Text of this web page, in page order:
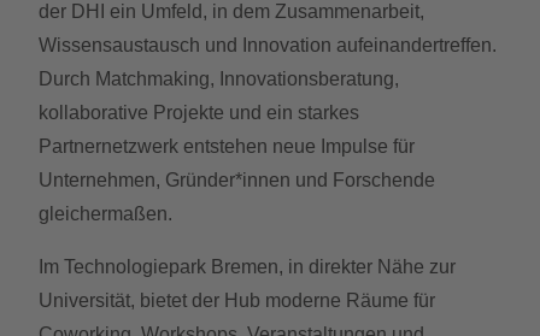
der DHI ein Umfeld, in dem Zusammenarbeit,
Wissensaustausch und Innovation aufeinandertreffen.
Durch Matchmaking, Innovationsberatung,
kollaborative Projekte und ein starkes
Partnernetzwerk entstehen neue Impulse für
Unternehmen, Gründer*innen und Forschende
gleichermaßen.
Im Technologiepark Bremen, in direkter Nähe zur
Universität, bietet der Hub moderne Räume für